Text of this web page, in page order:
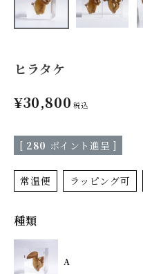
ヒラタケ
¥30,800 税込
[ 280 ポイント進呈 ]
常温便 ラッピング可
種類
A